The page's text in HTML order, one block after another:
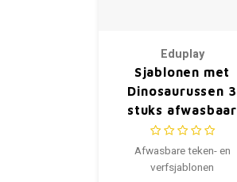
Eduplay
Sjablonen met
Dinosaurussen 3
stuks afwasbaar
Afwasbare teken- en
verfsjablonen